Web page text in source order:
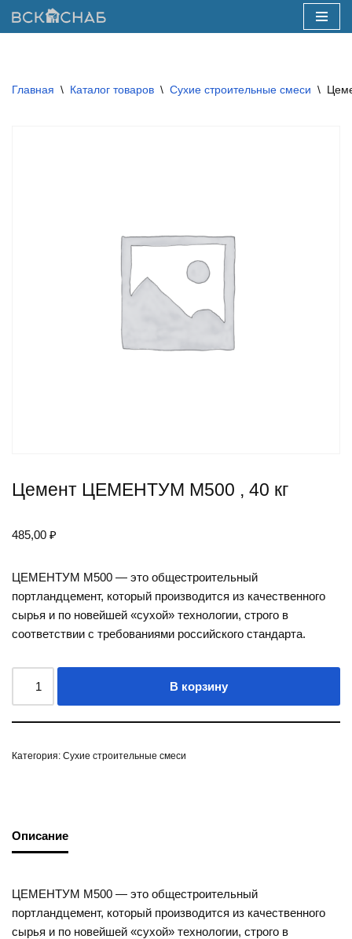
Главная \ Каталог товаров \ Сухие строительные смеси \
Цемент ЦЕМЕНТУМ М500 , 40 кг
485,00 ₽
ЦЕМЕНТУМ М500 — это общестроительный
портландцемент, который производится из качественного
сырья и по новейшей «сухой» технологии, строго в
соответствии с требованиями российского стандарта.
В корзину
Категория: Сухие строительные смеси
Описание
ЦЕМЕНТУМ М500 — это общестроительный
портландцемент, который производится из качественного
сырья и по новейшей «сухой» технологии, строго в